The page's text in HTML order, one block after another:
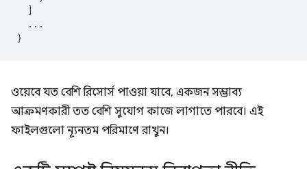
]
...
}
ওয়েবে যত বেশি রিসোর্স পাওয়া যাবে, একজন সম্ভাব্য
আক্রমণকারী তত বেশি সুযোগ কাজে লাগাতে পারবে। এই
ফাইলগুলো ন্যূনতম পরিমাণে রাখুন।